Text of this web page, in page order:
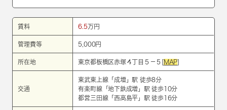
賃料 6.5万円
管理費等 5,000円
所在地 東京都板橋区赤塚４丁目５－５[MAP]
交通
東武東上線 「 成増 」駅 徒歩8分
有楽町線 「地下鉄成増 」駅 徒歩10分
都営三田線 「西高島平 」駅 徒歩16分